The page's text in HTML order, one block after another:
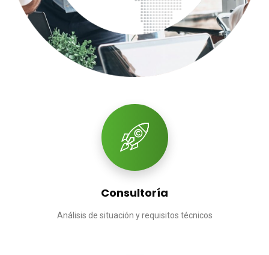
Consultoría
Análisis de situación y requisitos técnicos